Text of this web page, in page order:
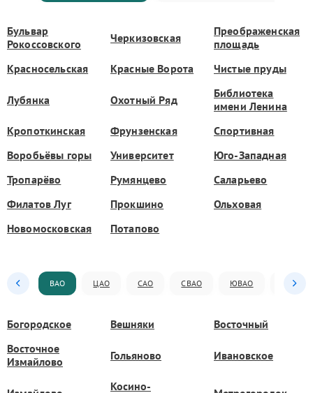
Бульвар
Рокоссовского
Черкизовская
Преображенская
площадь
Красносельская
Красные Ворота Чистые пруды
Лубянка Охотный Ряд
Библиотека
имени Ленина
Кропоткинская
Фрунзенская
Спортивная
Воробьёвы горы
Университет
Юго-Западная
Тропарёво
Румянцево
Саларьево
Филатов Луг
Прокшино
Ольховая
Новомосковская
Потапово
ВАО ЦАО САО СВАО ЮВАО ЮАО
Богородское Вешняки
Восточный
Восточное
Измайлово
Гольяново Ивановское
Косино-